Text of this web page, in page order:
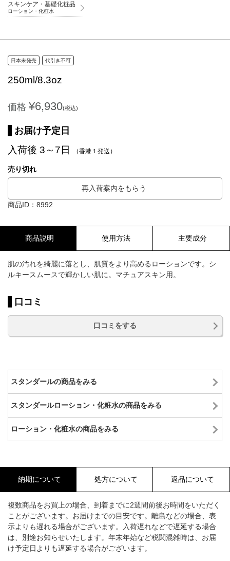
スキンケア・基礎化粧品
ローション・化粧水
日本未発売 代引き不可
250ml/8.3oz
価格 ¥6,930(税込)
お届け予定日
入荷後 3～7日 （香港１発送）
売り切れ
再入荷案内をもらう
商品ID：8992
商品説明 使用方法 主要成分
肌の汚れを綺麗に落とし、肌質をより高めるローションです。シ
ルキースムースで輝かしい肌に。マチュアスキン用。
口コミ
口コミをする
スタンダールの商品をみる
スタンダールローション・化粧水の商品をみる
ローション・化粧水の商品をみる
納期について 処方について 返品について
複数商品をお買上の場合、到着までに2週間前後お時間をいただく
ことがございます。お届けまでの目安です。離島などの場合、表
示よりも遅れる場合がございます。入荷遅れなどで遅延する場合
は、別途お知らせいたします。年末年始など税関混雑時は、お届
け予定日よりも遅延する場合がございます。